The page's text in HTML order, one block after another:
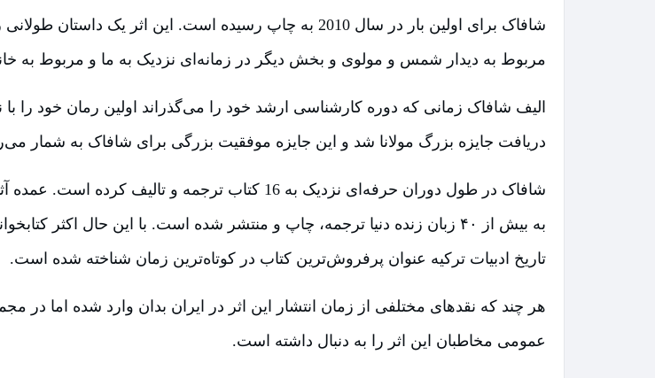
شافاک برای اولین بار در سال 2010 به چاپ رسیده است. این
مربوط به دیدار شمس و مولوی و بخش دیگر در زمانه‌ای نزدیک به ما و مربوط به
دریافت جایزه بزرگ مولانا شد و این جایزه موفقیت بزرگی برای شافاک به شمار
شافاک در طول دوران حرفه‌ای نزدیک به 16 کتاب ترجمه
به بیش از ۴۰ زبان زنده دنیا ترجمه، چاپ و منتشر شده است. با این حال
تاریخ ادبیات ترکیه عنوان پرفروش‌ترین کتاب در کوتاه‌ترین زمان شناخته شده است.
هر چند که نقدهای مختلفی از زمان انتشار این اثر در ایران بدان وارد شده اما
عمومی مخاطبان این اثر را به دنبال داشته است.